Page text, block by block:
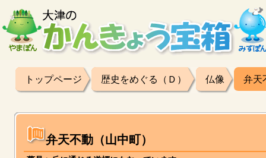
トップページ 歴史をめぐる（Ｄ） 仏像 弁天
弁天不動（山中町）